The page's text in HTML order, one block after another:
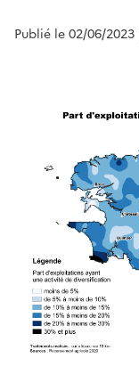
Publié le 02/06/2023